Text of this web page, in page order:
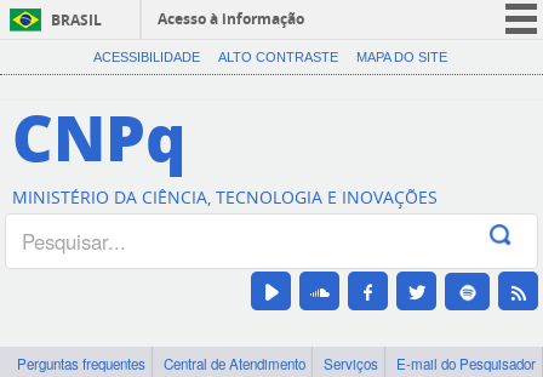
BRASIL
Acesso à informação
CORONAVÍRUS (COVID-19)
Canais
ACESSIBILIDADE ALTO CONTRASTE MAPA DO SITE
CNPq
MINISTÉRIO DA CIÊNCIA, TECNOLOGIA E INOVAÇÕES
Perguntas frequentes Central de Atendimento Serviços
E-mail do Pesquisador